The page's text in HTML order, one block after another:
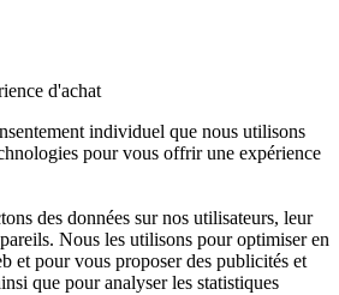
d'achat
individuel que nous utilisons
pour vous offrir une expérience
des données sur nos utilisateurs, leur
Nous les utilisons pour optimiser en
et pour vous proposer des publicités et
que pour analyser les statistiques